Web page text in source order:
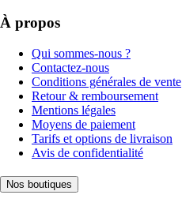
À propos
Qui sommes-nous ?
Contactez-nous
Conditions générales de vente
Retour & remboursement
Mentions légales
Moyens de paiement
Tarifs et options de livraison
Avis de confidentialité
Nos boutiques